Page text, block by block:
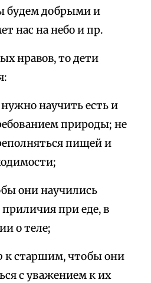
будем добрыми и
нас на небо и пр.
нравов, то дети
научить есть и
природы; не
пищей и
они научились
при еде, в
о теле;
к старшим, чтобы они
с уважением к их